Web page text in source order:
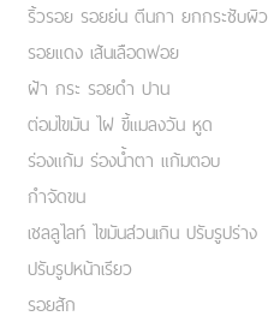
ริ้วรอย รอยย่น ตีนกา ยกกระชับผิว
รอยแดง เส้นเลือดฟอย
ฝ้า กระ รอยดำ ปาน
ต่อมไขมัน ไฝ ขี้แมลงวัน หูด
ร่องแก้ม ร่องน้ำตา แก้มตอบ
กำจัดขน
เชลลูไลท์ ไขมันส่วนเกิน ปรับรูปร่าง
ปรับรูปหน้าเรียว
รอยสัก